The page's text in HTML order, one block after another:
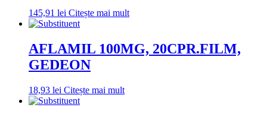
145,91 lei Citește mai mult
AFLAMIL 100MG, 20CPR.FILM,
GEDEON
18,93 lei Citește mai mult